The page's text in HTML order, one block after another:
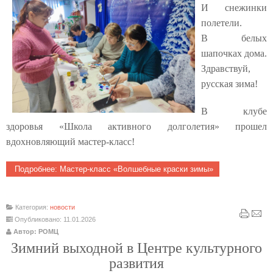
И снежинки
полетели.
В белых
шапочках дома.
Здравствуй,
русская зима!
В клубе
здоровья «Школа активного долголетия» прошел
вдохновляющий мастер‑класс!
Подробнее: Мастер‑класс «Волшебные краски зимы»
Категория: новости
Опубликовано: 11.01.2026
Автор: РОМЦ
Зимний выходной в Центре культурного
развития